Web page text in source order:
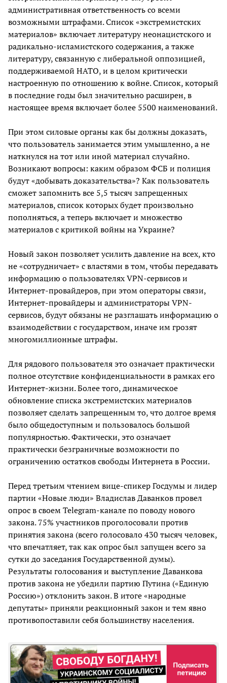
административная ответственность со всеми
возможными штрафами. Список «экстремистских
материалов» включает литературу неонацистского и
радикально-исламистского содержания, а также
литературу, связанную с либеральной оппозицией,
поддерживаемой НАТО, и в целом критически
настроенную по отношению к войне. Список, который
в последние годы был значительно расширен, в
настоящее время включает более 5500 наименований.
При этом силовые органы как бы должны доказать,
что пользователь занимается этим умышленно, а не
наткнулся на тот или иной материал случайно.
Возникают вопросы: каким образом ФСБ и полиция
будут «добывать доказательства»? Как пользователь
сможет запомнить все 5,5 тысяч запрещенных
материалов, список которых будет произвольно
пополняться, а теперь включает и множество
материалов с критикой войны на Украине?
Новый закон позволяет усилить давление на всех, кто
не «сотрудничает» с властями в том, чтобы передавать
информацию о пользователях VPN-сервисов и
Интернет-провайдеров, при этом операторы связи,
Интернет-провайдеры и администраторы VPN-
сервисов, будут обязаны не разглашать информацию о
взаимодействии с государством, иначе им грозят
многомиллионные штрафы.
Для рядового пользователя это означает практически
полное отсутствие конфиденциальности в рамках его
Интернет-жизни. Более того, динамическое
обновление списка экстремистских материалов
позволяет сделать запрещенным то, что долгое время
было общедоступным и пользовалось большой
популярностью. Фактически, это означает
практически безграничные возможности по
ограничению остатков свободы Интернета в России.
Перед третьим чтением вице-спикер Госдумы и лидер
партии «Новые люди» Владислав Даванков провел
опрос в своем Telegram-канале по поводу нового
закона. 75% участников проголосовали против
принятия закона (всего голосовало 430 тысяч человек,
что впечатляет, так как опрос был запущен всего за
сутки до заседания Государственной думы).
Результаты голосования и выступление Даванкова
против закона не убедили партию Путина («Единую
Россию») отклонить закон. В итоге «народные
депутаты» приняли реакционный закон и тем явно
противопоставили себя большинству населения.